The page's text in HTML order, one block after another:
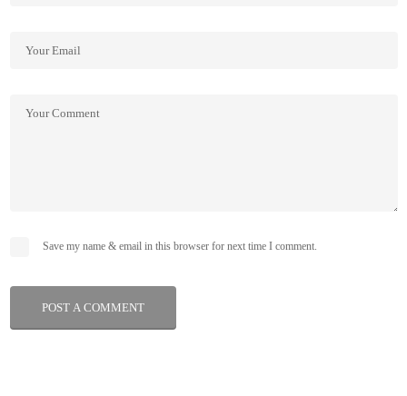
Save my name & email in this browser for next time I comment.
POST A COMMENT